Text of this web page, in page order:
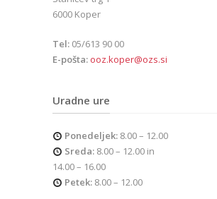
6000 Koper
Tel: 05/613 90 00
E-pošta: ooz.koper@ozs.si
Uradne ure
Ponedeljek: 8.00 – 12.00
Sreda: 8.00 – 12.00 in
14.00 – 16.00
Petek: 8.00 – 12.00